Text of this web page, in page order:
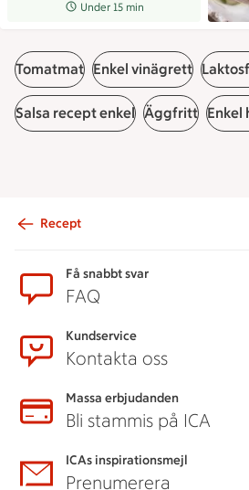
Receptet tar Under 15 min att tillaga
Under 15 min
Tomatmat Enkel vinägrett
Salsa recept enkel Äggfritt Enkel
Recept
Få snabbt svar
FAQ
Kundservice
Kontakta oss
Massa erbjudanden
Bli stammis på ICA
ICAs inspirationsmejl
Prenumerera